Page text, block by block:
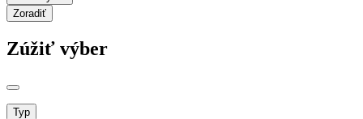
Zoradiť
Zúžiť výber
Typ